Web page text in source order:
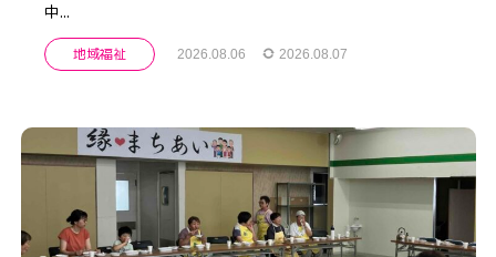
中...
地域福祉 2026.08.06 2026.08.07